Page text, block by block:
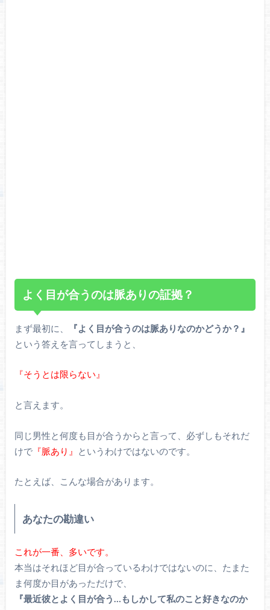
よく目が合うのは脈ありの証拠？
まず最初に、
『よく目が合うのは脈ありなのかどうか？』
という答えを言ってしまうと、
『そうとは限らない』
と言えます。
同じ男性と何度も目が合うからと言って、必ずしもそれだ
けで『脈あり』 というわけではないのです。
たとえば、こんな場合があります。
あなたの勘違い
これが一番、多いです。
本当はそれほど目が合っているわけではないのに、たまた
ま何度か目があっただけで、
『最近彼とよく目が合う…もしかして私のこと好きなのか